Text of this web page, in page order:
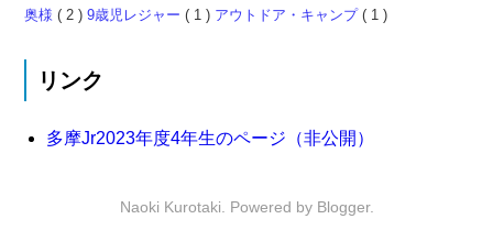
奥様( 2 )9歳児レジャー( 1 ) アウトドア・キャンプ( 1 )
リンク
多摩Jr2023年度4年生のページ（非公開）
Naoki Kurotaki. Powered by Blogger.